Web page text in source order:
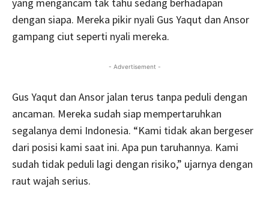
dengan siapa. Mereka pikir nyali Gus Yaqut dan Ansor
gampang ciut seperti nyali mereka.
- Advertisement -
Gus Yaqut dan Ansor jalan terus tanpa peduli dengan
ancaman. Mereka sudah siap mempertaruhkan
segalanya demi Indonesia. “Kami tidak akan bergeser
dari posisi kami saat ini. Apa pun taruhannya. Kami
sudah tidak peduli lagi dengan risiko,” ujarnya dengan
raut wajah serius.